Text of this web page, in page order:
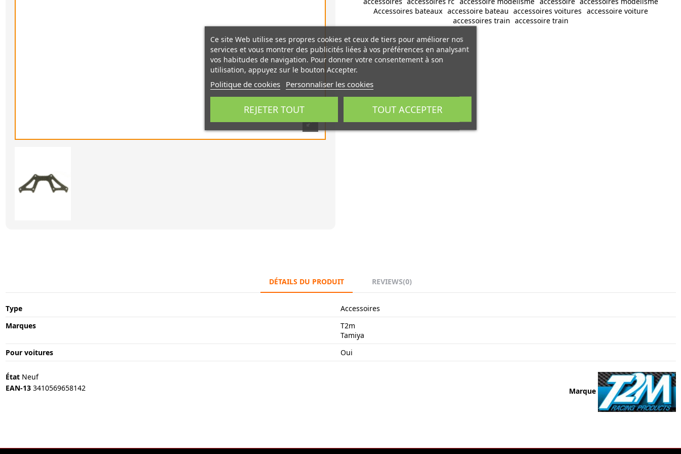
Accessoires bateaux accessoire bateau accessoires voitures accessoire voiture
accessoires train accessoire train
DÉTAILS DU PRODUIT REVIEWS(0)
Type
Accessoires
Marques
T2m
Tamiya
Pour voitures
Oui
Marque
État Neuf
EAN-13 3410569658142
Ce site Web utilise ses propres cookies et ceux de tiers pour améliorer nos
services et vous montrer des publicités liées à vos préférences en analysant
vos habitudes de navigation. Pour donner votre consentement à son
utilisation, appuyez sur le bouton Accepter.
Politique de cookies Personnaliser les cookies
REJETER TOUT TOUT ACCEPTER